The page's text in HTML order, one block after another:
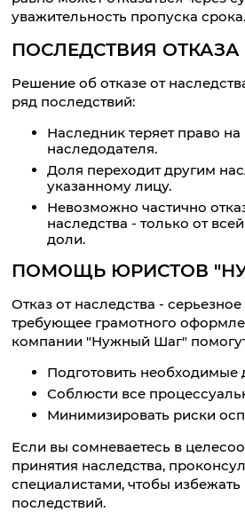
уважительность пропуска срока.
ПОСЛЕДСТВИЯ ОТКАЗА
Решение об отказе от
ряд последствий:
Наследник теряет право
наследодателя.
Доля переходит другим
указанному лицу.
Невозможно частично
наследства - только от
доли.
ПОМОЩЬ ЮРИСТОВ
Отказ от наследства -
требующее грамотного
компании "Нужный Шаг"
Подготовить необходимые
Соблюсти все
Минимизировать риски
Если вы сомневаетесь в
принятия наследства,
специалистами, чтобы
последствий.